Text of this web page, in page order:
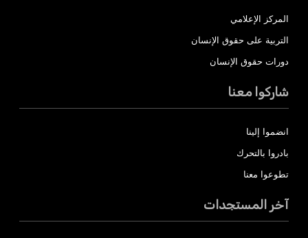
المركز الإعلامي
التربية على حقوق الإنسان
دورات حقوق الإنسان
شاركوا معنا
انضموا إلينا
بادروا بالتحرك
تطوعوا معنا
آخر المستجدات